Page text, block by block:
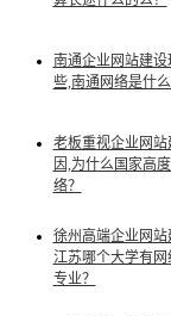
南通企业网站建设
些,南通网络是什
老板重视企业网站
因,为什么国家高
络？
徐州高端企业网站
江苏哪个大学有网
专业？